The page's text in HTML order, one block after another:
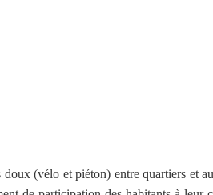
(vélo et piéton) entre quartiers et